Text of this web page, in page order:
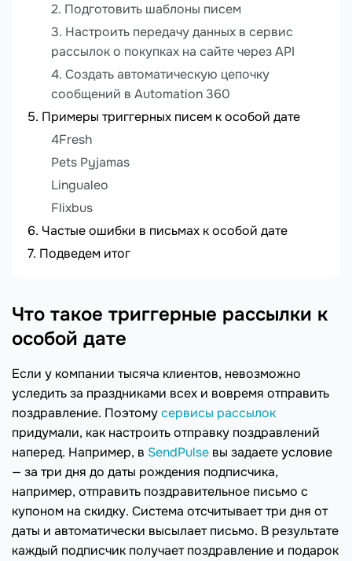
2. Подготовить шаблоны писем
3. Настроить передачу данных в сервис
рассылок о покупках на сайте через API
4. Создать автоматическую цепочку
сообщений в Automation 360
Примеры триггерных писем к особой дате
4Fresh
Pets Pyjamas
Lingualeo
Flixbus
Частые ошибки в письмах к особой дате
Подведем итог
Что такое триггерные рассылки к
особой дате
Если у компании тысяча клиентов, невозможно
уследить за праздниками всех и вовремя отправить
поздравление. Поэтомусервисы рассылок
придумали, как настроить отправку поздравлений
наперед. Например, в SendPulse вы задаете условие
— за три дня до даты рождения подписчика,
например, отправить поздравительное письмо с
купоном на скидку. Система отсчитывает три дня от
даты и автоматически высылает письмо. В результате
каждый подписчик получает поздравление и подарок